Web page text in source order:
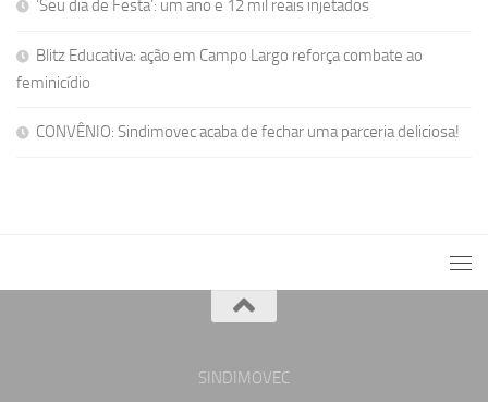
‘Seu dia de Festa’: um ano e 12 mil reais injetados
Blitz Educativa: ação em Campo Largo reforça combate ao
feminicídio
CONVÊNIO: Sindimovec acaba de fechar uma parceria deliciosa!
SINDIMOVEC